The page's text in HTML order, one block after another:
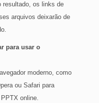
resultado, os links de
arquivos deixarão de
para usar o
moderno, como
ou Safari para
online.